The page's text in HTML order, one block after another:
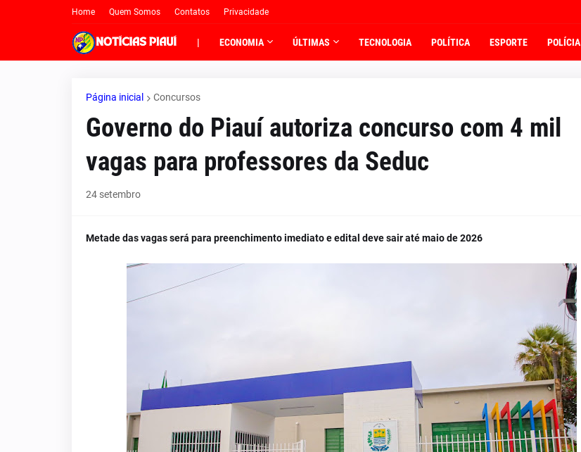
Home Quem Somos Contatos Privacidade
| ECONOMIA ÚLTIMAS TECNOLOGIA POLÍTICA ESPORTE POLÍCIA
Página inicial Concursos
Governo do Piauí autoriza concurso com 4 mil
vagas para professores da Seduc
24 setembro
Metade das vagas será para preenchimento imediato e edital deve sair até maio de 2026